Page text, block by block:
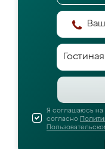
Я соглашаюсь на
согласно